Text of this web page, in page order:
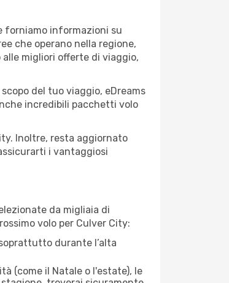
forniamo informazioni su
che operano nella regione,
migliori offerte di viaggio,
del tuo viaggio, eDreams
incredibili pacchetti volo
Inoltre, resta aggiornato
i vantaggiosi
da migliaia di
volo per Culver City:
durante l’alta
(come il Natale o l'estate), le